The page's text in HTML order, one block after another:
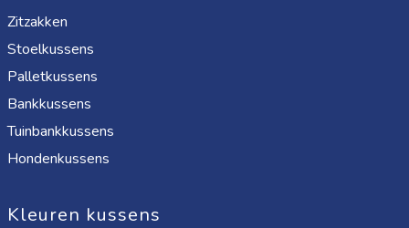
Zitzakken
Stoelkussens
Palletkussens
Bankkussens
Tuinbankkussens
Hondenkussens
Kleuren kussens